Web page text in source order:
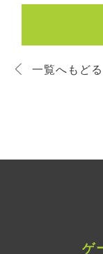
一覧へもどる
ゲ